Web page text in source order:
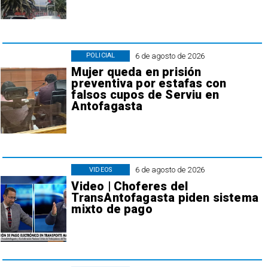
6 de agosto de 2026
Mujer queda en prisión
preventiva por estafas con
falsos cupos de Serviu en
Antofagasta
POLICIAL
6 de agosto de 2026
Video | Choferes del
TransAntofagasta piden sistema
mixto de pago
VIDEOS